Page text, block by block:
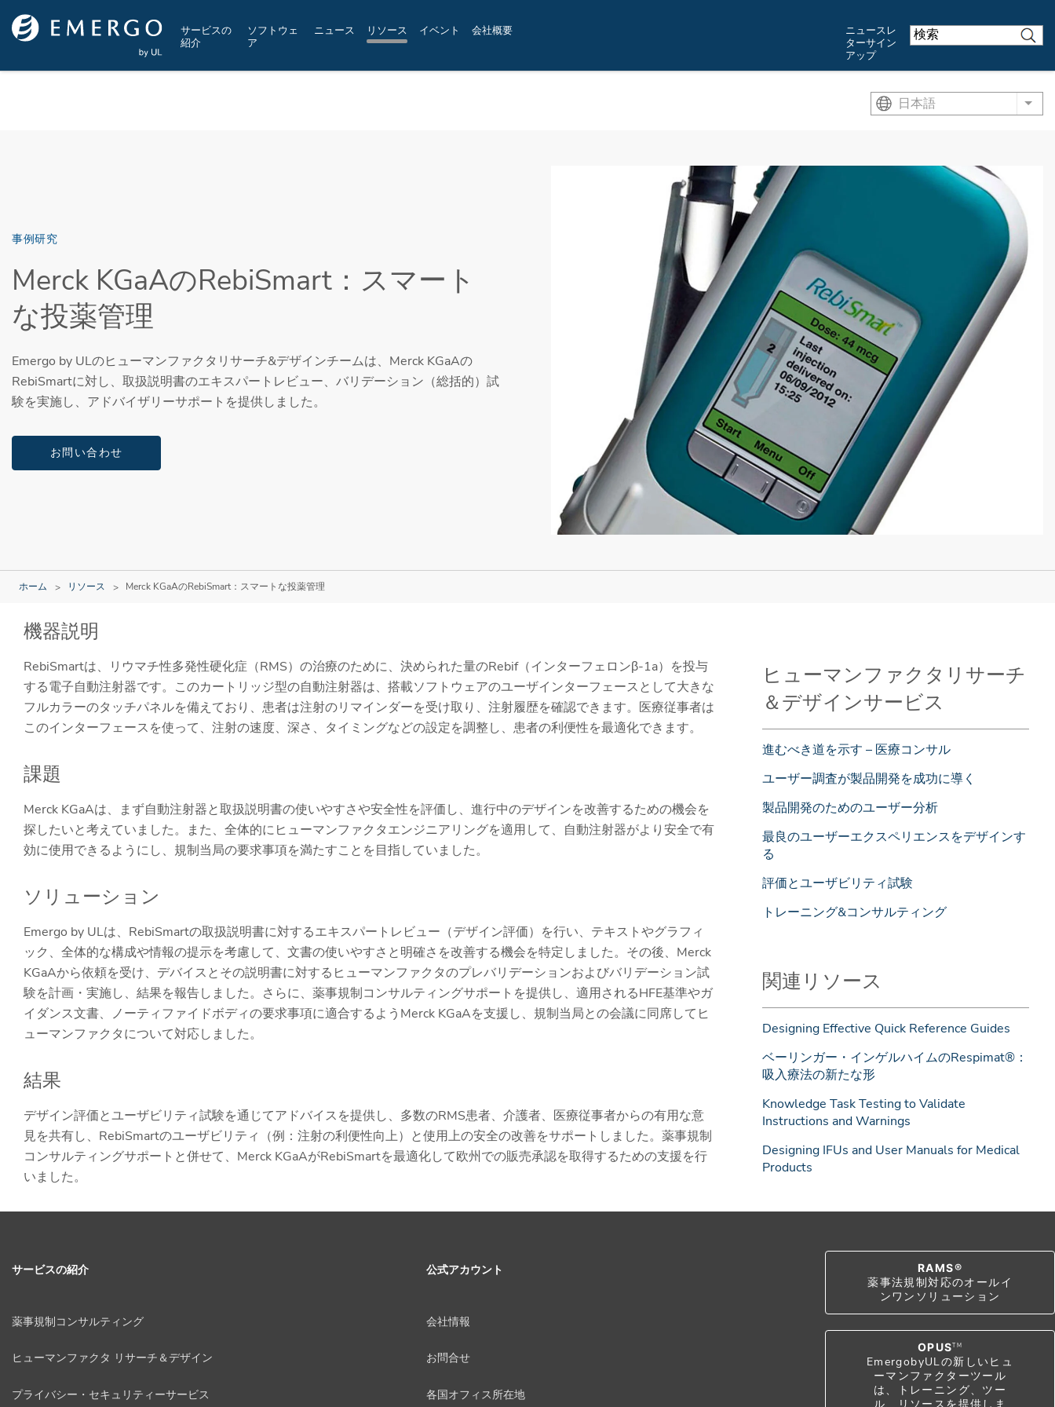
Skip to main content
サービスの
紹介
ソフトウェ
ア
ニュース リソース イベント 会社概要
ニュースレ
ターサイン
アップ
日本語 List
事例研究
Merck KGaAのRebiSmart：スマート
な投薬管理
Emergo by ULのヒューマンファクタリサーチ&デザインチームは、Merck KGaAの
RebiSmartに対し、取扱説明書のエキスパートレビュー、バリデーション（総括的）試
験を実施し、アドバイザリーサポートを提供しました。
お問い合わせ
ホーム リソース Merck KGaAのRebiSmart：スマートな投薬管理
機器説明
RebiSmartは、リウマチ性多発性硬化症（RMS）の治療のために、決められた量のRebif（インターフェロンβ-1a）を投与
する電子自動注射器です。このカートリッジ型の自動注射器は、搭載ソフトウェアのユーザインターフェースとして大きな
フルカラーのタッチパネルを備えており、患者は注射のリマインダーを受け取り、注射履歴を確認できます。医療従事者は
このインターフェースを使って、注射の速度、深さ、タイミングなどの設定を調整し、患者の利便性を最適化できます。
課題
Merck KGaAは、まず自動注射器と取扱説明書の使いやすさや安全性を評価し、進行中のデザインを改善するための機会を
探したいと考えていました。また、全体的にヒューマンファクタエンジニアリングを適用して、自動注射器がより安全で有
効に使用できるようにし、規制当局の要求事項を満たすことを目指していました。
ソリューション
Emergo by ULは、RebiSmartの取扱説明書に対するエキスパートレビュー（デザイン評価）を行い、テキストやグラフィ
ック、全体的な構成や情報の提示を考慮して、文書の使いやすさと明確さを改善する機会を特定しました。その後、Merck
KGaAから依頼を受け、デバイスとその説明書に対するヒューマンファクタのプレバリデーションおよびバリデーション試
験を計画・実施し、結果を報告しました。さらに、薬事規制コンサルティングサポートを提供し、適用されるHFE基準やガ
イダンス文書、ノーティファイドボディの要求事項に適合するようMerck KGaAを支援し、規制当局との会議に同席してヒ
ューマンファクタについて対応しました。
結果
デザイン評価とユーザビリティ試験を通じてアドバイスを提供し、多数のRMS患者、介護者、医療従事者からの有用な意
見を共有し、RebiSmartのユーザビリティ（例：注射の利便性向上）と使用上の安全の改善をサポートしました。薬事規制
コンサルティングサポートと併せて、Merck KGaAがRebiSmartを最適化して欧州での販売承認を取得するための支援を行
いました。
ヒューマンファクタリサーチ
＆デザインサービス
進むべき道を示す – 医療コンサル
ユーザー調査が製品開発を成功に導く
製品開発のためのユーザー分析
最良のユーザーエクスペリエンスをデザインす
る
評価とユーザビリティ試験
トレーニング&コンサルティング
関連リソース
Designing Effective Quick Reference Guides
ベーリンガー・インゲルハイムのRespimat®：
吸入療法の新たな形
Knowledge Task Testing to Validate
Instructions and Warnings
Designing IFUs and User Manuals for Medical
Products
サービスの紹介
薬事規制コンサルティング
ヒューマンファクタ リサーチ＆デザイン
プライバシー・セキュリティーサービス
公式アカウント
会社情報
お問合せ
各国オフィス所在地
RAMS®
薬事法規制対応のオールイ
ンワンソリューション
OPUSTM
EmergobyULの新しいヒュ
ーマンファクターツール
は、トレーニング、ツー